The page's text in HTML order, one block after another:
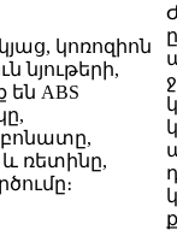
կոռոզիոն
նյութերի,
են ABS
և ռետինը,